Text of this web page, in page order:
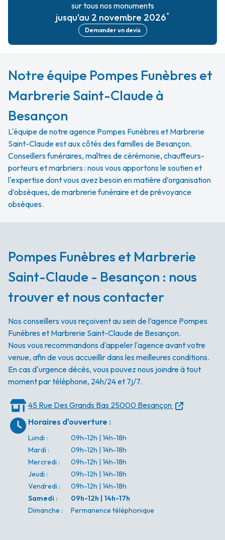
sur tous nos monuments
jusqu'au 2 novembre 2026*
Demander un devis
Notre équipe Pompes Funèbres et
Marbrerie Saint-Claude à
Besançon
L'équipe de notre agence Pompes Funèbres et Marbrerie
Saint-Claude est aux côtés des familles de Besançon.
Conseillers funéraires, maîtres de cérémonie, chauffeurs-
porteurs et marbriers : nous vous apportons le soutien et
l'expertise dont vous avez besoin en matière d’organisation
d’obsèques, de marbrerie funéraire et de prévoyance
obsèques.
Pompes Funèbres et Marbrerie
Saint-Claude - Besançon : nous
trouver et nous contacter
Nos conseillers vous reçoivent au sein de l’agence Pompes
Funèbres et Marbrerie Saint-Claude de Besançon.
Nous vous recommandons d'appeler l'agence avant votre
venue, afin de vous accueillir dans les meilleures conditions.
En cas d'urgence décès, vous pouvez nous joindre à tout
moment par téléphone, 24h/24 et 7j/7.
45 Rue Des Grands Bas 25000 Besançon
Horaires d'ouverture :
Lundi :
09h-12h | 14h-18h
Mardi :
09h-12h | 14h-18h
Mercredi :
09h-12h | 14h-18h
Jeudi :
09h-12h | 14h-18h
Vendredi :
09h-12h | 14h-18h
Samedi :
09h-12h | 14h-17h
Dimanche : Permanence téléphonique